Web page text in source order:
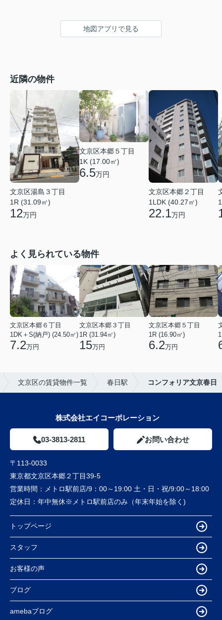
地図アプリで見る
近隣の物件
文京区湯島３丁目
1R (31.09㎡)
12万円
文京区本郷５丁目
1K (17.00㎡)
6.5万円
文京区本郷２丁目
1LDK (40.27㎡)
22.1万円
よく見られている物件
文京区本郷６丁目
1DK＋S(納戸) (24.50㎡)
7.2万円
文京区本郷３丁目
1R (31.94㎡)
15万円
文京区本郷５丁目
1R (16.90㎡)
6.2万円
文京区の賃貸物件一覧 春日駅 コンフォリア文京春日
株式会社エイコーポレーション
03-3813-2811 お問い合わせ
〒113-0033
東京都文京区本郷２丁目39-5
営業時間：
メトロ駅前店/9：00～19:00 土・日・祝/9:00～18:00
定休日： 年中無休※メトロ駅前店のみ（年末年始を除く)
トップページ
スタッフ
お客様の声
ブログ
amebaブログ